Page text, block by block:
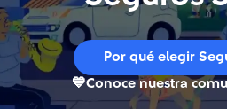
Por qué elegir
💙Conoce nuestra